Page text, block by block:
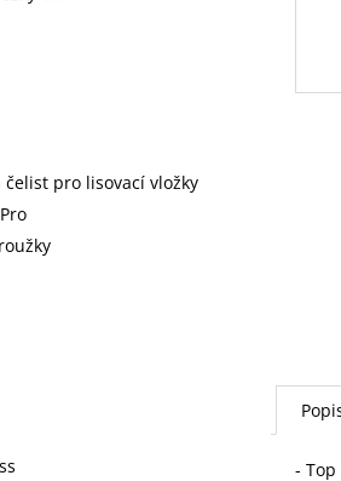
čelist pro lisovací vložky
-
AKU RADIÁLNÍ LIS 12-
V, AKUMULÁTOR 2,0